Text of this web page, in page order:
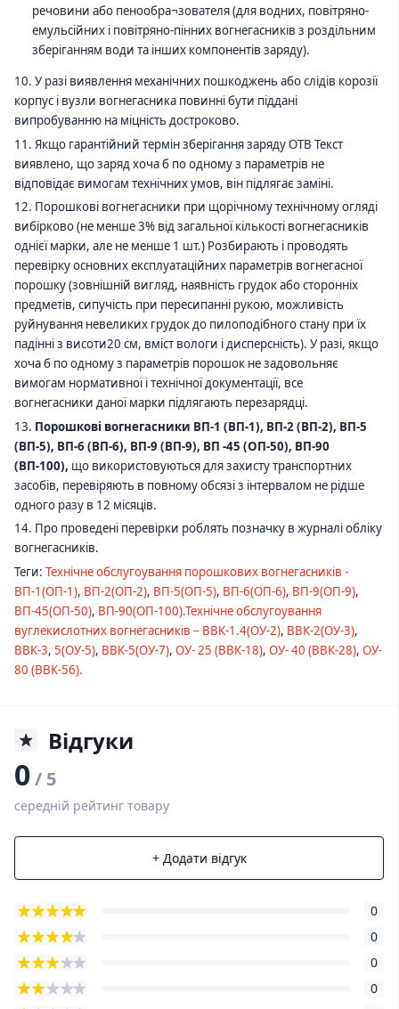
речовини або пенообра¬зователя (для водних, повітряно-
емульсійних і повітряно-пінних вогнегасників з роздільним
зберіганням води та інших компонентів заряду).
10. У разі виявлення механічних пошкоджень або слідів корозії
корпус і вузли вогнегасника повинні бути піддані
випробуванню на міцність достроково.
11. Якщо гарантійний термін зберігання заряду ОТВ Текст
виявлено, що заряд хоча б по одному з параметрів не
відповідає вимогам технічних умов, він підлягає заміні.
12. Порошкові вогнегасники при щорічному технічному огляді
вибірково (не менше 3% від загальної кількості вогнегасників
однієї марки, але не менше 1 шт.) Розбирають і проводять
перевірку основних експлуатаційних параметрів вогнегасної
порошку (зовнішній вигляд, наявність грудок або сторонніх
предметів, сипучість при пересипанні рукою, можливість
руйнування невеликих грудок до пилоподібного стану при їх
падінні з висоти20 см, вміст вологи і дисперсність). У разі, якщо
хоча б по одному з параметрів порошок не задовольняє
вимогам нормативної і технічної документації, все
вогнегасники даної марки підлягають перезарядці.
13. Порошкові вогнегасники ВП-1 (ВП-1), ВП-2 (ВП-2), ВП-5
(ВП-5), ВП-6 (ВП-6), ВП-9 (ВП-9), ВП -45 (ОП-50), ВП-90
(ВП-100), що використовуються для захисту транспортних
засобів, перевіряють в повному обсязі з інтервалом не рідше
одного разу в 12 місяців.
14. Про проведені перевірки роблять позначку в журналі обліку
вогнегасників.
Теги: Технічне обслугоування порошкових вогнегасників -
ВП-1(ОП-1), ВП-2(ОП-2), ВП-5(ОП-5), ВП-6(ОП-6), ВП-9(ОП-9),
ВП-45(ОП-50), ВП-90(ОП-100).Технічне обслугоування
вуглекислотних вогнегасників – ВВК-1.4(ОУ-2), ВВК-2(ОУ-3),
ВВК-3, 5(ОУ-5), ВВК-5(ОУ-7), ОУ- 25 (ВВК-18), ОУ- 40 (ВВК-28), ОУ-
80 (ВВК-56).
Відгуки
0/ 5
середній рейтинг товару
+ Додати відгук
0
0
0
0